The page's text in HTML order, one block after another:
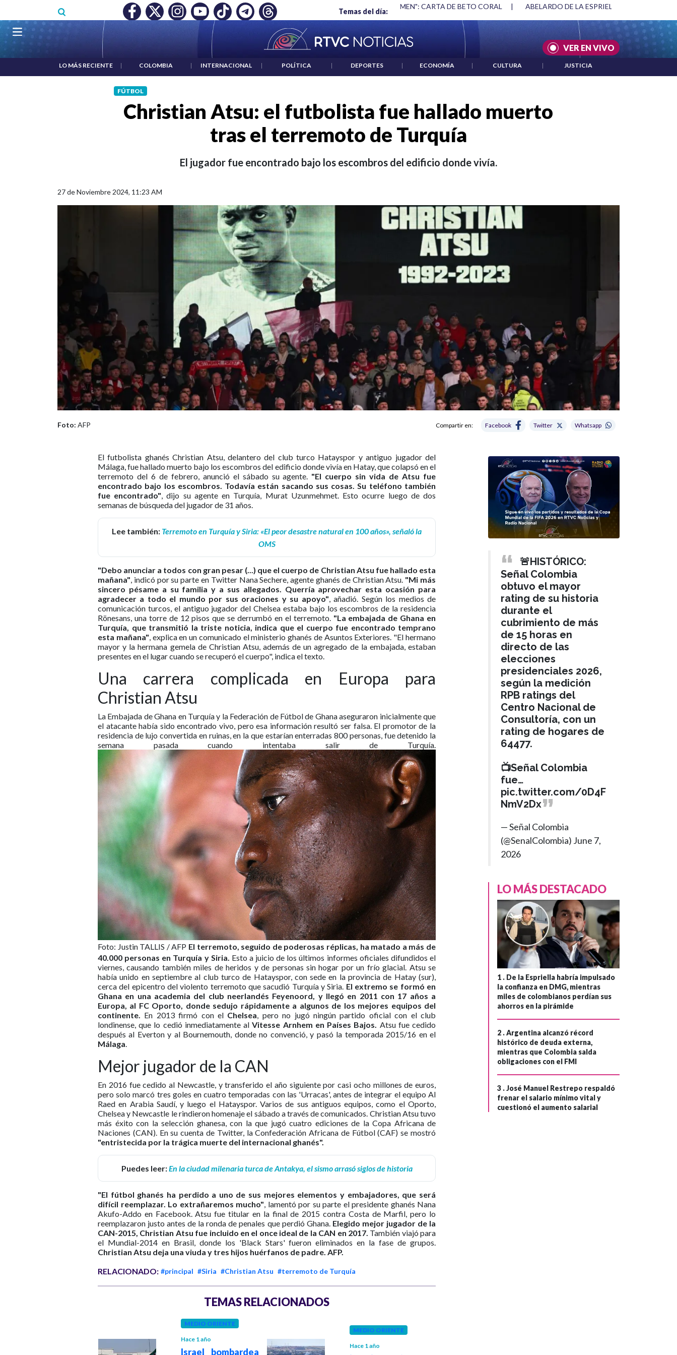
Temas del día:
NO DESTRUYÓ EMPLEO: JP MORGAN | "HABLAR NO ES UN CRIMEN": CARTA DE BETO CORAL ABELARDO DE LA ESPRIELLA Y DMG ACUERDOS ENTRE ESTADOS UNIDOS E IRÁN
VER EN VIVO
Navegación principal
LO MÁS RECIENTE | COLOMBIA | INTERNACIONAL | POLÍTICA | DEPORTES | ECONOMÍA | CULTURA | JUSTICIA
FÚTBOL
Christian Atsu: el futbolista fue hallado muerto
tras el terremoto de Turquía
El jugador fue encontrado bajo los escombros del edificio donde vivía.
27 de Noviembre 2024, 11:23 AM
Foto: AFP Compartir en: Facebook Twitter Whatsapp
El futbolista ghanés Christian Atsu, delantero del club turco Hatayspor y antiguo jugador del
Málaga, fue hallado muerto bajo los escombros del edificio donde vivía en Hatay, que colapsó en el
terremoto del 6 de febrero, anunció el sábado su agente. "El cuerpo sin vida de Atsu fue
encontrado bajo los escombros. Todavía están sacando sus cosas. Su teléfono también
fue encontrado", dijo su agente en Turquía, Murat Uzunmehmet. Esto ocurre luego de dos
semanas de búsqueda del jugador de 31 años.
Lee también: Terremoto en Turquía y Siria: «El peor desastre natural en 100 años», señaló la
OMS
"Debo anunciar a todos con gran pesar (...) que el cuerpo de Christian Atsu fue hallado esta
mañana", indicó por su parte en Twitter Nana Sechere, agente ghanés de Christian Atsu. "Mi más
sincero pésame a su familia y a sus allegados. Querría aprovechar esta ocasión para
agradecer a todo el mundo por sus oraciones y su apoyo", añadió. Según los medios de
comunicación turcos, el antiguo jugador del Chelsea estaba bajo los escombros de la residencia
Rönesans, una torre de 12 pisos que se derrumbó en el terremoto. "La embajada de Ghana en
Turquía, que transmitió la triste noticia, indica que el cuerpo fue encontrado temprano
esta mañana", explica en un comunicado el ministerio ghanés de Asuntos Exteriores. "El hermano
mayor y la hermana gemela de Christian Atsu, además de un agregado de la embajada, estaban
presentes en el lugar cuando se recuperó el cuerpo", indica el texto.
Una carrera complicada en Europa para
Christian Atsu
La Embajada de Ghana en Turquía y la Federación de Fútbol de Ghana aseguraron inicialmente que
el atacante había sido encontrado vivo, pero esa información resultó ser falsa. El promotor de la
residencia de lujo convertida en ruinas, en la que estarían enterradas 800 personas, fue detenido la
semana pasada cuando intentaba salir de Turquía.
Foto: Justin TALLIS / AFP El terremoto, seguido de poderosas réplicas, ha matado a más de
40.000 personas en Turquía y Siria. Esto a juicio de los últimos informes oficiales difundidos el
viernes, causando también miles de heridos y de personas sin hogar por un frío glacial. Atsu se
había unido en septiembre al club turco de Hatayspor, con sede en la provincia de Hatay (sur),
cerca del epicentro del violento terremoto que sacudió Turquía y Siria. El extremo se formó en
Ghana en una academia del club neerlandés Feyenoord, y llegó en 2011 con 17 años a
Europa, al FC Oporto, donde sedujo rápidamente a algunos de los mejores equipos del
continente.
En 2013 firmó con el Chelsea , pero no jugó ningún partido oficial con el club
londinense, que lo cedió inmediatamente alVitesse Arnhem en Países Bajos.
Atsu fue cedido
después al Everton y al Bournemouth, donde no convenció, y pasó la temporada 2015/16 en el
Málaga
Mejor jugador de la CAN
En 2016 fue cedido al Newcastle, y transferido el año siguiente por casi ocho millones de euros,
pero solo marcó tres goles en cuatro temporadas con las 'Urracas', antes de integrar el equipo Al
Raed en Arabia Saudí, y luego el Hatayspor. Varios de sus antiguos equipos, como el Oporto,
Chelsea y Newcastle le rindieron homenaje el sábado a través de comunicados. Christian Atsu tuvo
más éxito con la selección ghanesa, con la que jugó cuatro ediciones de la Copa Africana de
Naciones (CAN). En su cuenta de Twitter, la Confederación Africana de Fútbol (CAF) se mostró
"entristecida por la trágica muerte del internacional ghanés".
Puedes leer:En la ciudad milenaria turca de Antakya, el sismo arrasó siglos de historia
"El fútbol ghanés ha perdido a uno de sus mejores elementos y embajadores, que será
difícil reemplazar. Lo extrañaremos mucho" , lamentó por su parte el presidente ghanés Nana
Akufo-Addo en Facebook. Atsu fue titular en la final de 2015 contra Costa de Marfil, pero lo
reemplazaron justo antes de la ronda de penales que perdió Ghana. Elegido mejor jugador de la
CAN-2015, Christian Atsu fue incluido en el once ideal de la CAN en 2017. También viajó para
el Mundial-2014 en Brasil, donde los 'Black Stars' fueron eliminados en la fase de grupos.
Christian Atsu deja una viuda y tres hijos huérfanos de padre. AFP.
RELACIONADO: #principal #Siria #Christian Atsu #terremoto de Turquía
TEMAS RELACIONADOS
MEDIO ORIENTE
Hace 1 año
Israel bombardea
MEDIO ORIENTE
Hace 1 año
🚨HISTÓRICO:
Señal Colombia
obtuvo el mayor
rating de su historia
durante el
cubrimiento de más
de 15 horas en
directo de las
elecciones
presidenciales 2026,
según la medición
RPB ratings del
Centro Nacional de
Consultoría, con un
rating de hogares de
64477.
📺Señal Colombia
fue…
pic.twitter.com/0D4F
NmV2Dx
— Señal Colombia
(@SenalColombia) June 7,
2026
LO MÁS DESTACADO
1 . De la Espriella habría impulsado
la confianza en DMG, mientras
miles de colombianos perdían sus
ahorros en la pirámide
2 .Argentina alcanzó récord
histórico de deuda externa,
mientras que Colombia salda
obligaciones con el FMI
3 .José Manuel Restrepo respaldó
frenar el salario mínimo vital y
cuestionó el aumento salarial